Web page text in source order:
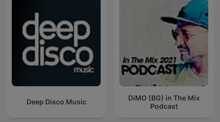
Deep Disco Music
DiMO (BG) in The Mix
Podcast